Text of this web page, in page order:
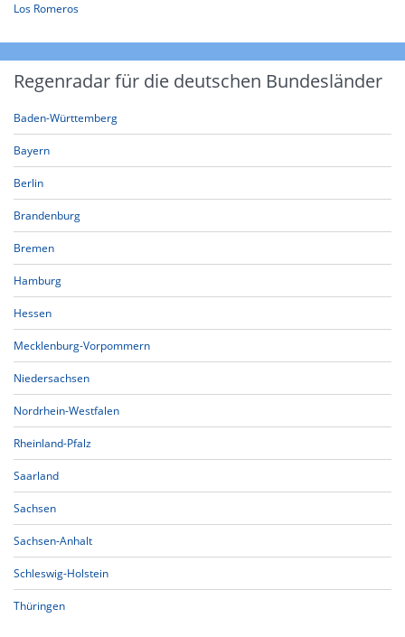
Los Romeros
Regenradar für die deutschen Bundesländer
Baden-Württemberg
Bayern
Berlin
Brandenburg
Bremen
Hamburg
Hessen
Mecklenburg-Vorpommern
Niedersachsen
Nordrhein-Westfalen
Rheinland-Pfalz
Saarland
Sachsen
Sachsen-Anhalt
Schleswig-Holstein
Thüringen